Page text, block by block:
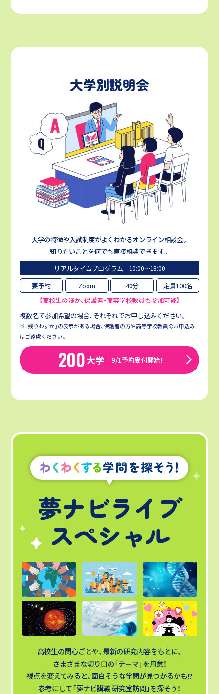
大学別説明会
大学の特徴や入試制度がよくわかるオンライン相談会。
知りたいことを何でも直接相談できます。
リアルタイムプログラム
10:00〜18:00
要予約 Zoom 40分 定員100名
【高校生のほか、保護者・高等学校教員も参加可能】
複数名で参加希望の場合、それぞれでお申し込みください。
※「残りわずか」の表示がある場合、保護者の方や高等学校教員のお申込み
はご遠慮ください。
200大学 9/1予約受付開始！
夢ナビライブ
スペシャル
高校生の関心ごとや、最新の研究内容をもとに、
さまざまな切り口の「テーマ」を用意！
視点を変えてみると、面白そうな学問が見つかるかも!?
参考にして「夢ナビ講義 研究室訪問」を探そう！